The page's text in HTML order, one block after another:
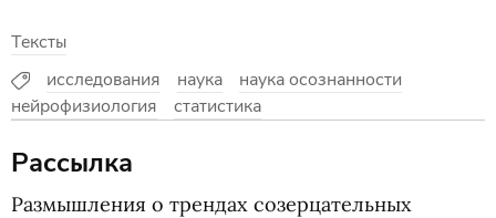
Тексты
исследования
наука
наука осознанности
нейрофизиология
статистика
Рассылка
Размышления о трендах созерцательных